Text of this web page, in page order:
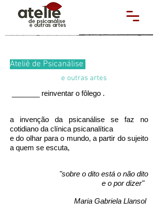
Ateliê de Psicanálise
e outras artes
_______ reinventar o fôlego .
a invenção da psicanálise se faz no
cotidiano da clínica psicanalítica
e do olhar para o mundo, a partir do sujeito
a quem se escuta,
"sobre o dito está o não dito
e o por dizer"
Maria Gabriela Llansol